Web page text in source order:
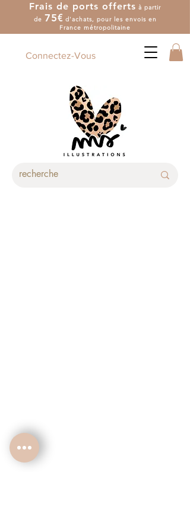
Frais de ports offerts à partir
de 75€ d'achats, pour les envois en
France métropolitaine
Connectez-Vous